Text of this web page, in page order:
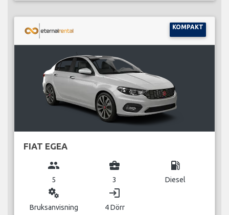
KOMPAKT
FIAT EGEA
group
5
business_center
3
local_gas_station
Diesel
miscellaneous_services
Bruksanvisning
login
4 Dörr